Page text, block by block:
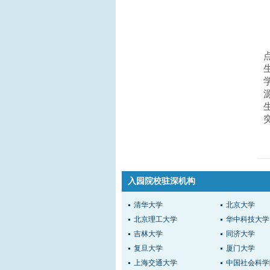
入园院校驻深机构
清华大学
北京大学
北京理工大学
华中科技大学
吉林大学
同济大学
复旦大学
厦门大学
上海交通大学
中国社会科